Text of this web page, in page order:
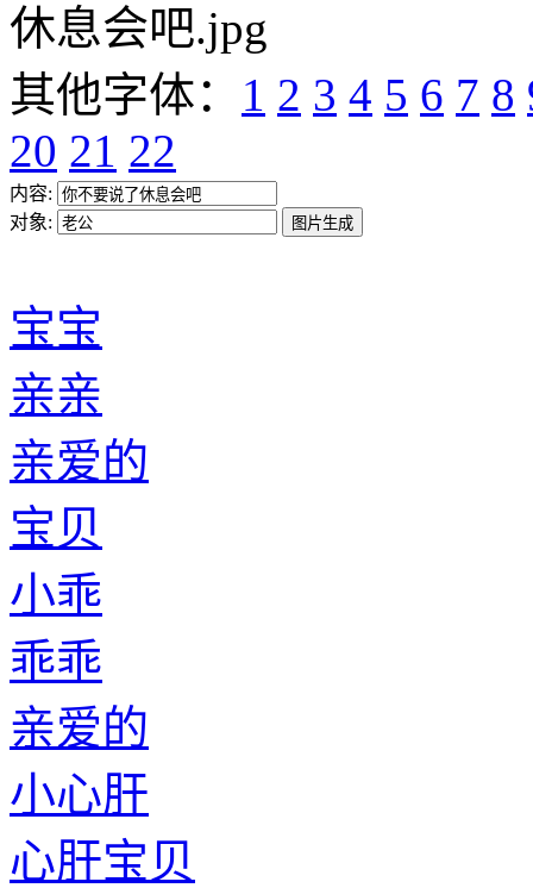
休息会吧.jpg
其他字体： 1 2 3 4 5 6 7 8
20 21 22
内容:
对象:
宝宝
亲亲
亲爱的
宝贝
小乖
乖乖
亲爱的
小心肝
心肝宝贝